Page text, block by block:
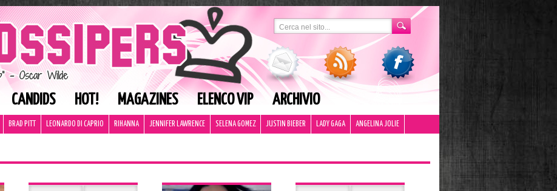
CANDIDS HOT! MAGAZINES ELENCO VIP ARCHIVIO
BRAD PITT LEONARDO DI CAPRIO RIHANNA JENNIFER LAWRENCE SELENA GOMEZ JUSTIN BIEBER LADY GAGA ANGELINA JOLIE